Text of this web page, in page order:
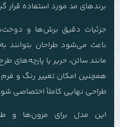
برندهای مد مورد استفاده قرار
جزئیات دقیق برش‌ها و
باعث می‌شود طراحان بتوانند
مانند ساتن، حریر یا پارچه‌های
همچنین امکان تغییر رنگ و فرم
طراحی نهایی کاملاً اختصاصی
این مدل برای مزون‌ها و